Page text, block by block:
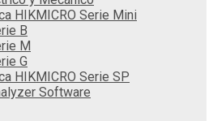
HIKMICRO Serie Mini
B
M
G
HIKMICRO Serie SP
Software